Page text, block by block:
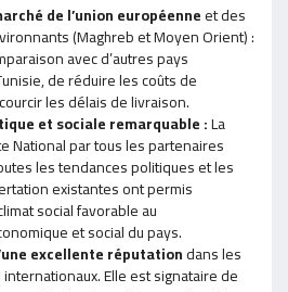
de l’union européenneet des
(Maghreb et Moyen Orient) :
avec d’autres pays
de réduire les coûts de
les délais de livraison.
et sociale remarquable :La
National par tous les partenaires
les tendances politiques et les
existantes ont permis
social favorable au
et social du pays.
excellente réputationdans les
Elle est signataire de